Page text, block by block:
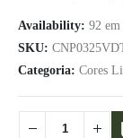
Availability: 92 em
SKU:
Categoria: Cores